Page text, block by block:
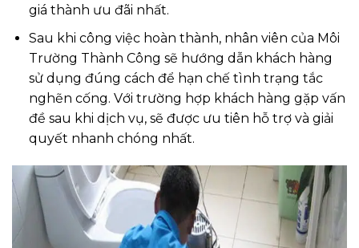
giá thành ưu đãi nhất.
Sau khi công việc hoàn thành, nhân viên của Môi
Trường Thành Công sẽ hướng dẫn khách hàng
sử dụng đúng cách để hạn chế tình trạng tắc
nghẽn cống. Với trường hợp khách hàng gặp vấn
đề sau khi dịch vụ, sẽ được ưu tiên hỗ trợ và giải
quyết nhanh chóng nhất.